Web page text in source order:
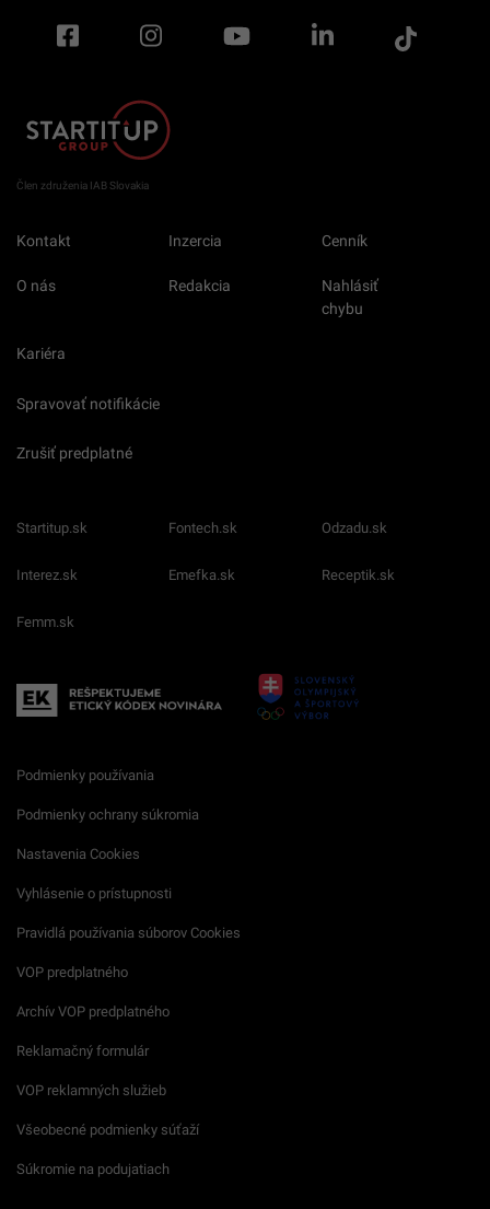
Člen združenia IAB Slovakia
Kontakt Inzercia Cenník
O nás Redakcia
Nahlásiť
chybu
Kariéra
Spravovať notifikácie
Zrušiť predplatné
Startitup.sk Fontech.sk Odzadu.sk
Interez.sk Emefka.sk Receptik.sk
Femm.sk
Podmienky používania
Podmienky ochrany súkromia
Nastavenia Cookies
Vyhlásenie o prístupnosti
Pravidlá používania súborov Cookies
VOP predplatného
Archív VOP predplatného
Reklamačný formulár
VOP reklamných služieb
Všeobecné podmienky súťaží
Súkromie na podujatiach